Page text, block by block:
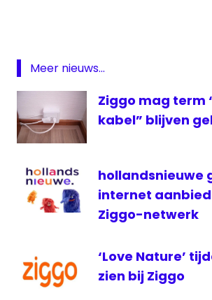
Meer nieuws...
Ziggo mag term
kabel” blijven
hollandsnieuwe
internet
Ziggo-netwerk
‘Love Nature’
zien bij Ziggo